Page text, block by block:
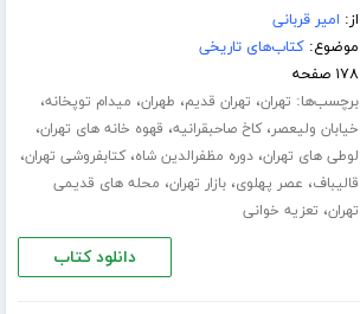
از: امیر قربانی
موضوع:کتاب‌های تاریخی
۱۷۸ صفحه
برچسب‌ها: تهران، تهران قدیم، طهران، میدام توپخانه،
خیابان ولیعصر،کاخ صاحبقرانیه، قهوه خانه های تهران،
لوطی های تهران،دوره مظفرالدین شاه،کتابفروشی تهران،
قالیباف، عصر پهلوی،بازار تهران، محله های قدیمی
تهران، تعزیه خوانی
دانلود کتاب